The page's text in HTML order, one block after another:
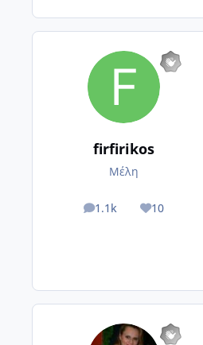
firfirikos
Μέλη
1.1k
posts 10
Reputation